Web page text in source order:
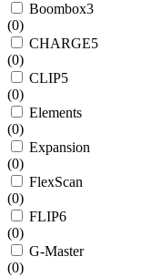
Boombox3
(0)
CHARGE5
(0)
CLIP5
(0)
Elements
(0)
Expansion
(0)
FlexScan
(0)
FLIP6
(0)
G-Master
(0)